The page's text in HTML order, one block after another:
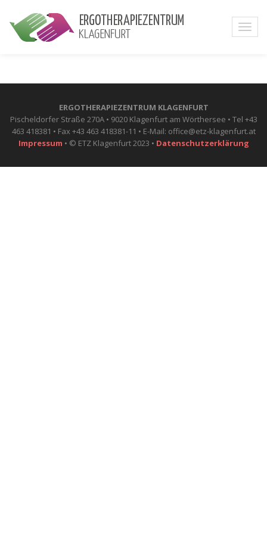
ERGOTHERAPIEZENTRUM KLAGENFURT
Pischeldorfer Straße 270A • 9020 Klagenfurt am Wörthersee • Tel +43
463 418381 • Fax +43 463 418381-11 • E-Mail: office@etz-klagenfurt.at
Impressum • © ETZ Klagenfurt 2023 • Datenschutzerklärung